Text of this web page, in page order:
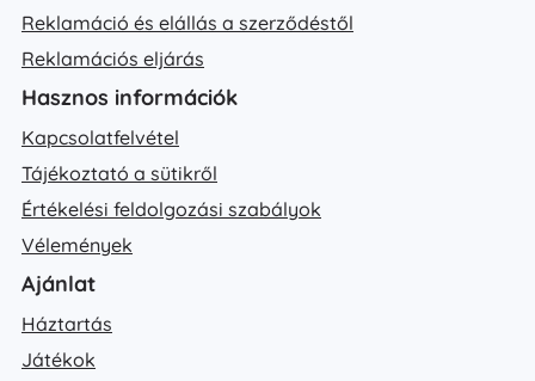
Reklamáció és elállás a szerződéstől
Reklamációs eljárás
Hasznos információk
Kapcsolatfelvétel
Tájékoztató a sütikről
Értékelési feldolgozási szabályok
Vélemények
Ajánlat
Háztartás
Játékok